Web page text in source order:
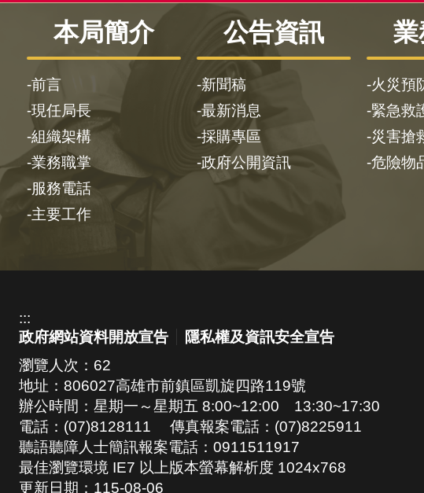
本局簡介
前言
現任局長
組織架構
業務職掌
服務電話
主要工作
公告資訊
新聞稿
最新消息
採購專區
政府公開資訊
業
火災預
緊急救
災害搶
危險物
:::
政府網站資料開放宣告
隱私權及資訊安全宣告
瀏覽人次： 62
地址：806027高雄市前鎮區凱旋四路119號
辦公時間：星期一～星期五 8:00~12:00 13:30~17:30
電話：(07)8128111 傳真報案電話：(07)8225911
聽語聽障人士簡訊報案電話：0911511917
最佳瀏覽環境 IE7 以上版本螢幕解析度 1024x768
更新日期： 115-08-06